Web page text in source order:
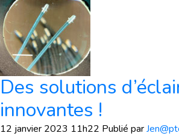
de
la
crise
énergétique
!
Des solutions
innovantes !
12 janvier 2023 11h22 Publié par